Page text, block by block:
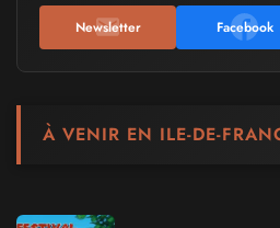
Newsletter Facebook
À VENIR EN ILE-DE-